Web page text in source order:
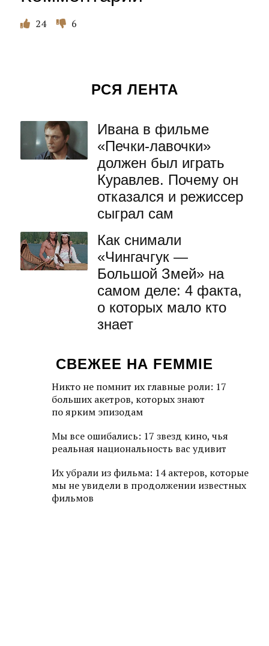
24 6
РСЯ ЛЕНТА
Ивана в фильме
«Печки-лавочки»
должен был играть
Куравлев. Почему он
отказался и режиссер
сыграл сам
Как снимали
«Чингачгук —
Большой Змей» на
самом деле: 4 факта,
о которых мало кто
знает
СВЕЖЕЕ НА FEMMIE
Никто не помнит их главные роли: 17
больших акетров, которых знают
по ярким эпизодам
Мы все ошибались: 17 звезд кино, чья
реальная национальность вас удивит
Их убрали из фильма: 14 актеров, которые
мы не увидели в продолжении известных
фильмов